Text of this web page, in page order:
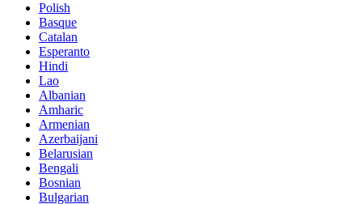
Polish
Basque
Catalan
Esperanto
Hindi
Lao
Albanian
Amharic
Armenian
Azerbaijani
Belarusian
Bengali
Bosnian
Bulgarian